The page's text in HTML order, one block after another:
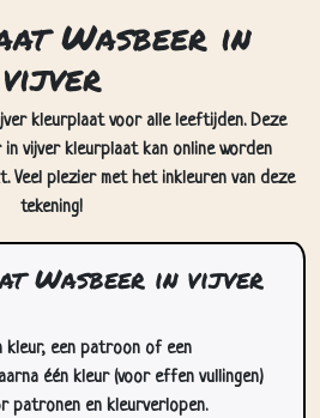
Wasbeer in
vijver
kleurplaat voor alle leeftijden. Deze
in vijver kleurplaat kan online worden
plezier met het inkleuren van deze
tekening!
Wasbeer in vijver
kleur, een patroon of een
één kleur (voor effen vullingen)
patronen en kleurverlopen.